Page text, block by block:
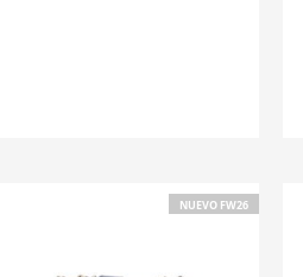
NUEVO FW26